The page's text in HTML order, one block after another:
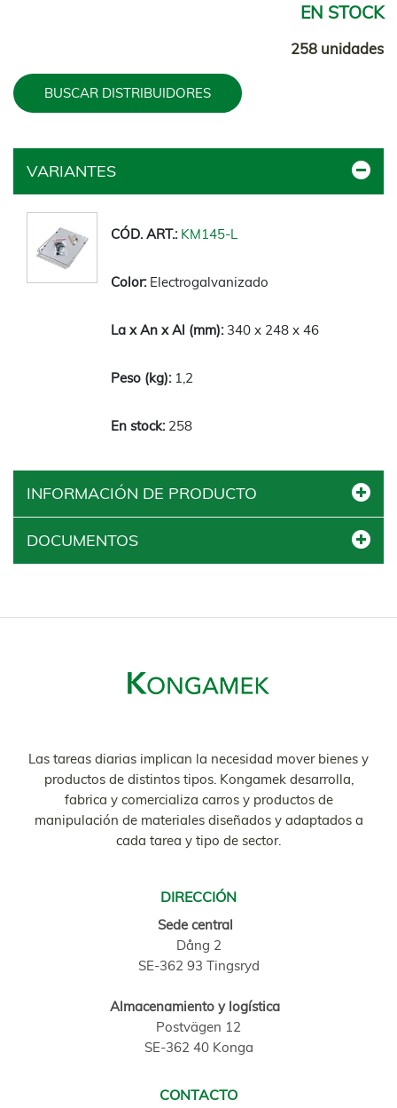
EN STOCK
258 unidades
BUSCAR DISTRIBUIDORES
VARIANTES
KM145-L
Electrogalvanizado
340 x 248 x 46
1,2
258
INFORMACIÓN DE PRODUCTO
DOCUMENTOS
Las tareas diarias implican la necesidad mover bienes y
productos de distintos tipos. Kongamek desarrolla,
fabrica y comercializa carros y productos de
manipulación de materiales diseñados y adaptados a
cada tarea y tipo de sector.
DIRECCIÓN
Sede central
Dång 2
SE-362 93 Tingsryd
Almacenamiento y logística
Postvägen 12
SE-362 40 Konga
CONTACTO